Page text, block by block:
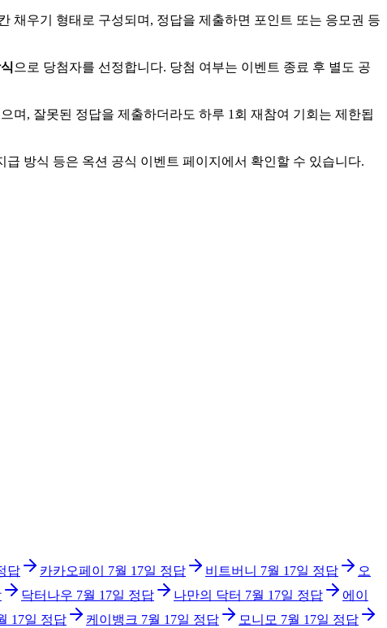
채우기 형태로 구성되며, 정답을 제출하면 포인트 또는 응모권 등
으로 당첨자를 선정합니다. 당첨 여부는 이벤트 종료 후 별도 공
며, 잘못된 정답을 제출하더라도 하루 1회 재참여 기회는 제한됩
방식 등은 옥션 공식 이벤트 페이지에서 확인할 수 있습니다.
답 카카오페이 7월 17일 정답 비트버니 7월 17일 정답
오
닥터나우 7월 17일 정답 나만의 닥터 7월 17일 정답
에이
17일 정답 케이뱅크 7월 17일 정답 모니모 7월 17일 정답